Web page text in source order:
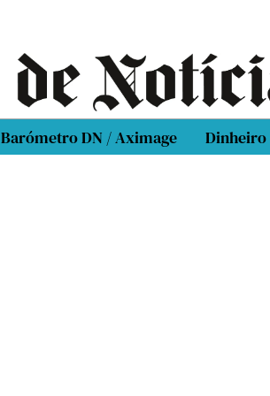
Barómetro DN / Aximage Dinheiro